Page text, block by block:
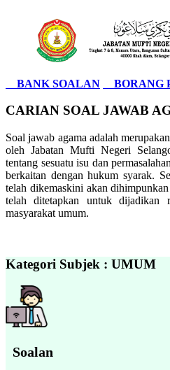
BANK SOALAN BORANG
CARIAN SOAL JAWAB
Soal jawab agama adalah
oleh Jabatan Mufti Negeri
tentang sesuatu isu dan
berkaitan dengan hukum syarak.
telah dikemaskini akan
telah ditetapkan untuk dijadikan
masyarakat umum.
Kategori Subjek : UMUM
Soalan